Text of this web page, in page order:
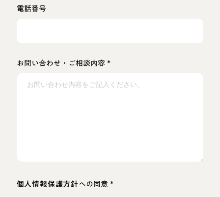
電話番号
お問い合わせ・ご相談内容 *
個人情報保護方針への同意 *